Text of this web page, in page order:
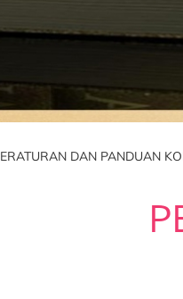
DAN PANDUAN